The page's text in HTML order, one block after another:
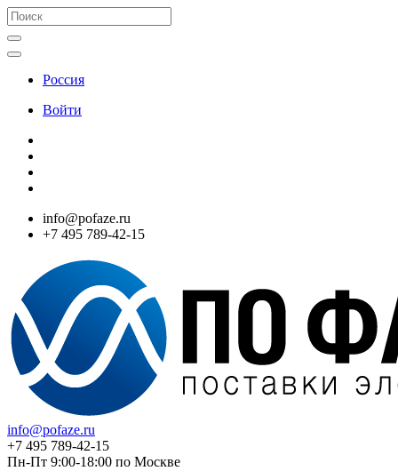
Россия
Войти
info@pofaze.ru
+7 495 789-42-15
info@pofaze.ru
+7 495 789-42-15
Пн-Пт 9:00-18:00 по Москве